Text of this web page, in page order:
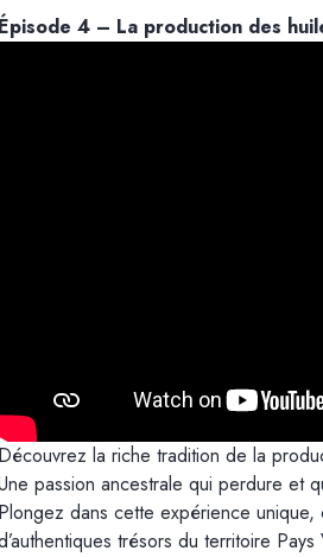
Épisode 4 – La production des
Découvrez la riche tradition de la
passion ancestrale qui perdure et
Plongez dans cette expérience
trésors du territoire